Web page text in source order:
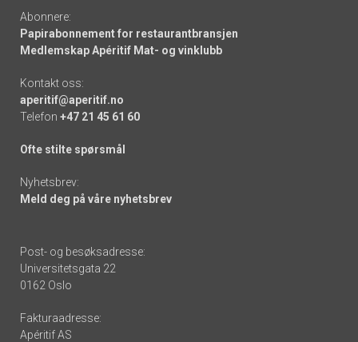
Abonnere:
Papirabonnement for restaurantbransjen
Medlemskap Apéritif Mat- og vinklubb
Kontakt oss:
aperitif@aperitif.no
Telefon +47 21 45 61 60
Ofte stilte spørsmål
Nyhetsbrev:
Meld deg på våre nyhetsbrev
Post- og besøksadresse:
Universitetsgata 22
0162 Oslo
Fakturaadresse:
Apéritif AS